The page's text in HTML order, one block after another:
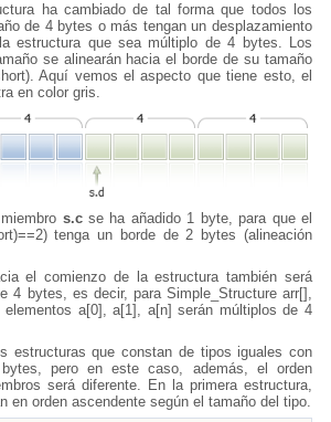
ha cambiado de tal forma que todos los
de 4 bytes o más tengan un desplazamiento
estructura que sea múltiplo de 4 bytes. Los
se alinearán hacia el borde de su tamaño
Aquí vemos el aspecto que tiene esto, el
en color gris.
s.cse ha añadido 1 byte, para que el
tenga un borde de 2 bytes (alineación
el comienzo de la estructura también será
4 bytes, es decir, para Simple_Structure arr[],
elementos a[0], a[1], a[n] serán múltiplos de 4
estructuras que constan de tipos iguales con
pero en este caso, además, el orden
será diferente. En la primera estructura,
en orden ascendente según el tamaño del tipo.